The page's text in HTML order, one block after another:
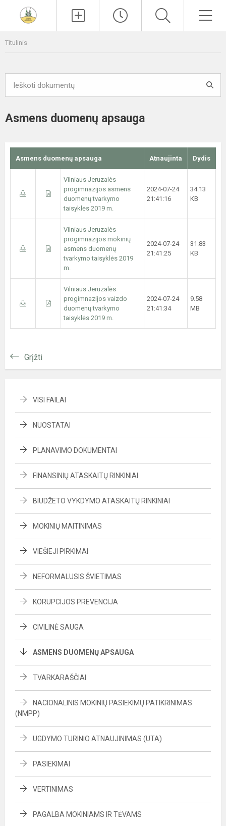
Titulinis
Asmens duomenų apsauga
Asmens duomenų apsauga Atnaujinta Dydis
Vilniaus Jeruzalės
progimnazijos asmens
duomenų tvarkymo
taisyklės 2019 m.
2024-07-24
21:41:16
34.13
KB
Vilniaus Jeruzalės
progimnazijos mokinių
asmens duomenų
tvarkymo taisyklės 2019
m.
2024-07-24
21:41:25
31.83
KB
Vilniaus Jeruzalės
progimnazijos vaizdo
duomenų tvarkymo
taisyklės 2019 m.
2024-07-24
21:41:34
9.58
MB
Grįžti
VISI FAILAI
NUOSTATAI
PLANAVIMO DOKUMENTAI
FINANSINIŲ ATASKAITŲ RINKINIAI
BIUDŽETO VYKDYMO ATASKAITŲ RINKINIAI
MOKINIŲ MAITINIMAS
VIEŠIEJI PIRKIMAI
NEFORMALUSIS ŠVIETIMAS
KORUPCIJOS PREVENCIJA
CIVILINĖ SAUGA
ASMENS DUOMENŲ APSAUGA
TVARKARAŠČIAI
NACIONALINIS MOKINIŲ PASIEKIMŲ PATIKRINIMAS
(NMPP)
UGDYMO TURINIO ATNAUJINIMAS (UTA)
PASIEKIMAI
VERTINIMAS
PAGALBA MOKINIAMS IR TĖVAMS